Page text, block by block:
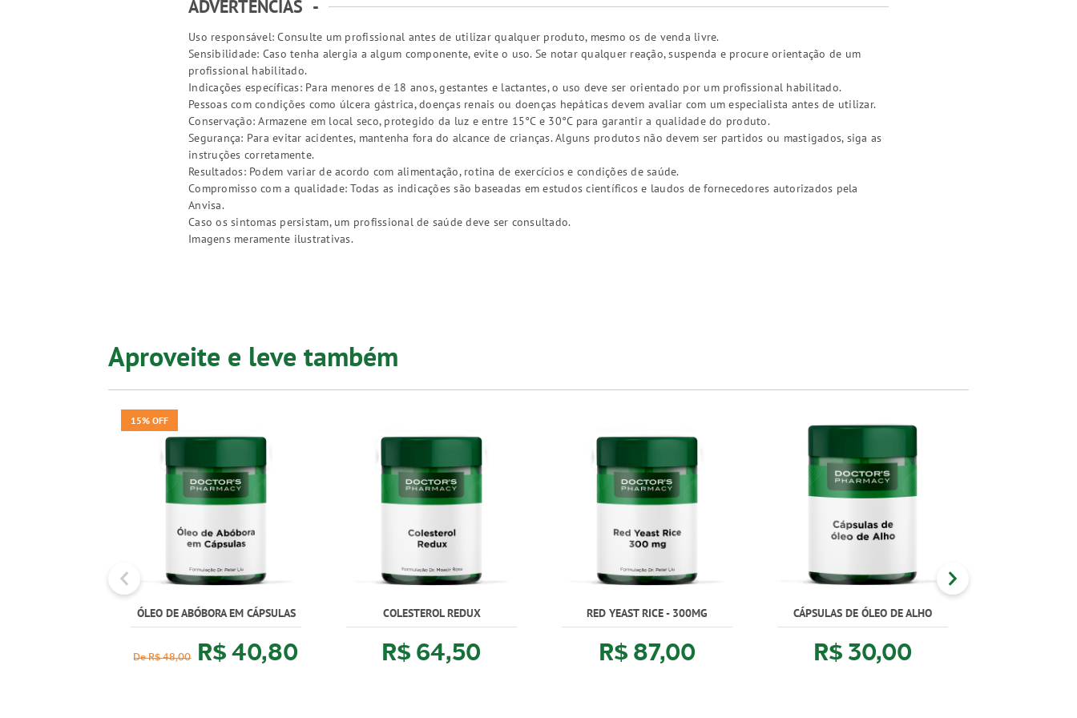
ADVERTÊNCIAS -
Uso responsável: Consulte um profissional antes de utilizar qualquer produto, mesmo os de venda livre.
Sensibilidade: Caso tenha alergia a algum componente, evite o uso. Se notar qualquer reação, suspenda e procure orientação de um
profissional habilitado.
Indicações específicas: Para menores de 18 anos, gestantes e lactantes, o uso deve ser orientado por um profissional habilitado.
Pessoas com condições como úlcera gástrica, doenças renais ou doenças hepáticas devem avaliar com um especialista antes de utilizar.
Conservação: Armazene em local seco, protegido da luz e entre 15°C e 30°C para garantir a qualidade do produto.
Segurança: Para evitar acidentes, mantenha fora do alcance de crianças. Alguns produtos não devem ser partidos ou mastigados, siga as
instruções corretamente.
Resultados: Podem variar de acordo com alimentação, rotina de exercícios e condições de saúde.
Compromisso com a qualidade: Todas as indicações são baseadas em estudos científicos e laudos de fornecedores autorizados pela
Anvisa.
Caso os sintomas persistam, um profissional de saúde deve ser consultado.
Imagens meramente ilustrativas.
Aproveite e leve também
15% OFF
ÓLEO DE ABÓBORA EM CÁPSULAS
De R$ 48,00 R$ 40,80
COLESTEROL REDUX
R$ 64,50
RED YEAST RICE - 300MG
R$ 87,00
CÁPSULAS DE ÓLEO DE ALHO
R$ 30,00